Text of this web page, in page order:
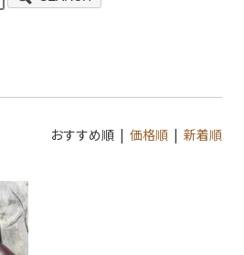
おすすめ順 | 価格順| 新着順